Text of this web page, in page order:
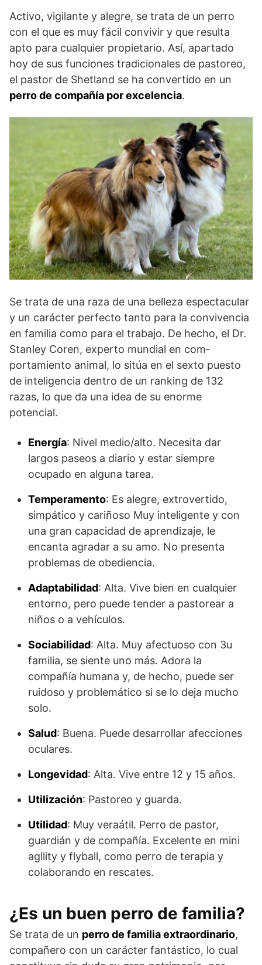
Activo, vigilante y alegre, se trata de un perro
con el que es muy fácil convivir y que resulta
apto para cualquier propietario. Así, apartado
hoy de sus funciones tradicionales de pastoreo,
el pastor de Shetland se ha convertido en un
perro de compañía por excelencia.
Se trata de una raza de una belleza espectacular
y un carácter perfecto tanto para la convivencia
en familia como para el trabajo. De hecho, el Dr.
Stanley Coren, experto mundial en com­
portamiento animal, lo sitúa en el sexto puesto
de inteligencia dentro de un ranking de 132
razas, lo que da una idea de su enorme
potencial.
Energía: Nivel medio/alto. Necesita dar
largos paseos a diario y estar siempre
ocupado en alguna tarea.
Temperamento: Es alegre, extrovertido,
simpático y cariñoso Muy inteligente y con
una gran capacidad de aprendizaje, le
encanta agradar a su amo. No presenta
problemas de obediencia.
Adaptabilidad: Alta. Vive bien en cualquier
entorno, pero puede tender a pastorear a
niños o a vehículos.
Sociabilidad: Alta. Muy afectuoso con 3u
familia, se siente uno más. Adora la
compañía humana y, de hecho, puede ser
ruidoso y problemático si se lo deja mucho
solo.
Salud: Buena. Puede desarrollar afecciones
oculares.
Longevidad: Alta. Vive entre 12 y 15 años.
Utilización: Pastoreo y guarda.
Utilidad: Muy veraátil. Perro de pastor,
guardián y de compañía. Excelente en mini
agllity y flyball, como perro de terapia y
colaborando en rescates.
¿Es un buen perro de familia?
Se trata de un perro de familia extraordinario,
compañero con un carácter fantástico, lo cual